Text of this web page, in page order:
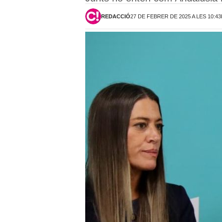
REDACCIÓ27 DE FEBRER DE 2025 A LES